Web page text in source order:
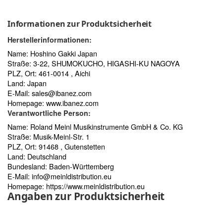
Informationen zur Produktsicherheit
Herstellerinformationen:
Name: Hoshino Gakki Japan
Straße: 3-22, SHUMOKUCHO, HIGASHI-KU NAGOYA
PLZ, Ort: 461-0014 , Aichi
Land: Japan
E-Mail: sales@ibanez.com
Homepage: www.ibanez.com
Verantwortliche Person:
Name: Roland Meinl Musikinstrumente GmbH & Co. KG
Straße: Musik-Meinl-Str. 1
PLZ, Ort: 91468 , Gutenstetten
Land: Deutschland
Bundesland: Baden-Württemberg
E-Mail: info@meinldistribution.eu
Homepage: https://www.meinldistribution.eu
Angaben zur Produktsicherheit